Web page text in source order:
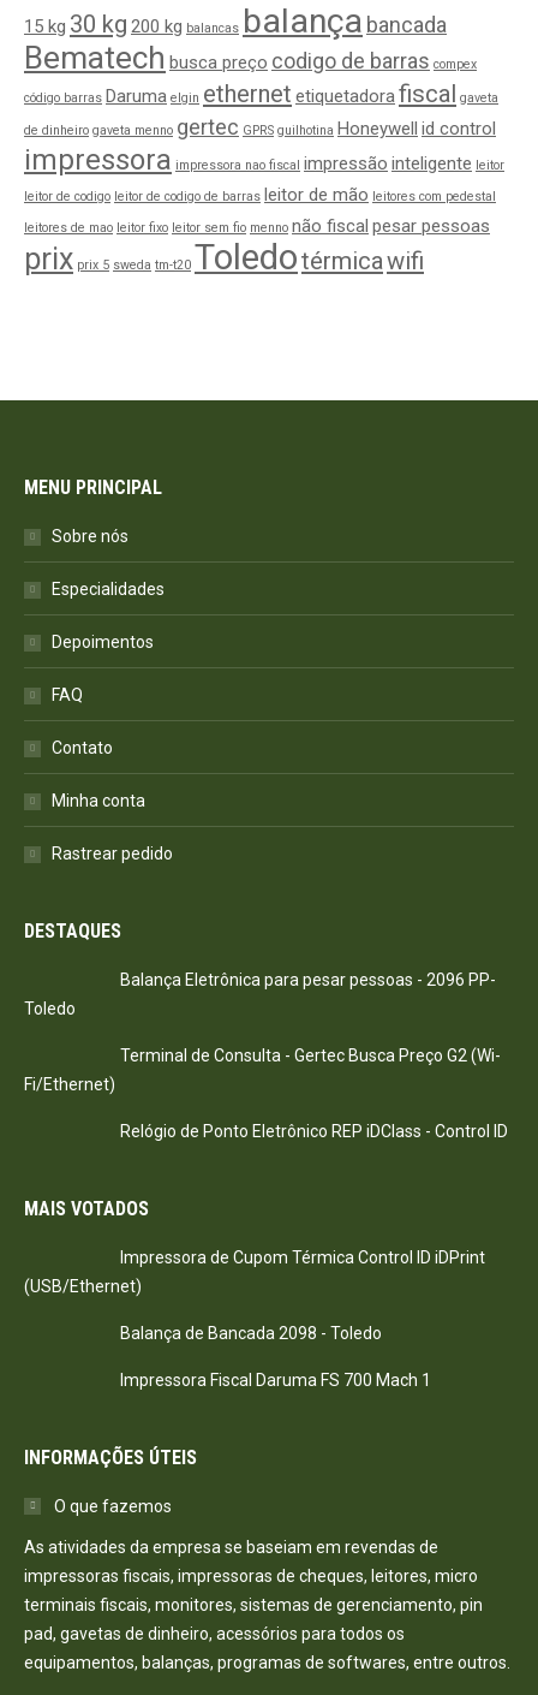
15 kg 30 kg 200 kg balancas balança bancada
Bematech busca preço codigo de barras compex
código barras Daruma elgin ethernet etiquetadorafiscal gaveta
de dinheiro gaveta menno gertec GPRS guilhotina Honeywell id control
impressora impressora nao fiscal impressão inteligente leitor
leitor de codigo leitor de codigo de barras leitor de mão leitores com pedestal
leitores de mao leitor fixo leitor sem fio menno não fiscal pesar pessoas
prix prix 5 sweda tm-t20 Toledotérmicawifi
MENU PRINCIPAL
Sobre nós
Especialidades
Depoimentos
FAQ
Contato
Minha conta
Rastrear pedido
DESTAQUES
Balança Eletrônica para pesar pessoas - 2096 PP-
Toledo
Terminal de Consulta - Gertec Busca Preço G2 (Wi-
Fi/Ethernet)
Relógio de Ponto Eletrônico REP iDClass - Control ID
MAIS VOTADOS
Impressora de Cupom Térmica Control ID iDPrint
(USB/Ethernet)
Balança de Bancada 2098 - Toledo
Impressora Fiscal Daruma FS 700 Mach 1
INFORMAÇÕES ÚTEIS
O que fazemos
As atividades da empresa se baseiam em revendas de
impressoras fiscais, impressoras de cheques, leitores, micro
terminais fiscais, monitores, sistemas de gerenciamento, pin
pad, gavetas de dinheiro, acessórios para todos os
equipamentos, balanças, programas de softwares, entre outros.